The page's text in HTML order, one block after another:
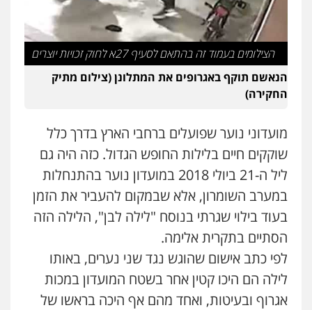
פלילי מעצרים וחקירות עורכי דין לענייני
אסירים
0505216700
אייל בן שושן, עורך דין פלילי
עו"ד שלומי שרון
פלילי צבאי מעצרים וחקירות
0547342002
עו"ד אלון קריטי
פלילי כלכלי אלימות סמים מעצרים
הצילומים בעמוד זה בהתאם לסעיף 27א לחוק זכויות יוצרים
הנאשם תוקף באגרופים את המתלונן (צילום מתיק
החקירה)
מועדוני נוער שפועלים ברחבי הארץ בדרך כלל
שוקקים חיים בלילות החופש הגדול. כזה היה גם
ליל ה-21 ביולי 2018 במועדון נוער בהתנחלות
במערב השומרון, אלא שבמקום להעביר את הזמן
בעוד בילוי שגרתי בנוסח "לילה לבן", הלילה הזה
הסתיים בתקרית אלימה.
לפי כתב אישום שהוגש נגד שני נערים, באותו
לילה הם היכו קטין אחר בשטח המועדון במכות
אגרוף ובעיטות, ואחד מהם אף היכה בראשו של